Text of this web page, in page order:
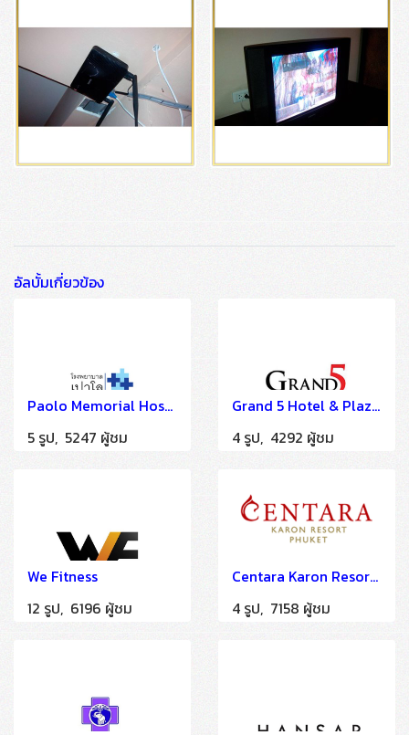
อัลบั้มเกี่ยวข้อง
Paolo Memorial Hospital Samutprakarn (A LA CARTE SOLUTION)
5 รูป, 5247 ผู้ชม
Grand 5 Hotel & Plaza Sukhumvit Bangkok
4 รูป, 4292 ผู้ชม
We Fitness
12 รูป, 6196 ผู้ชม
Centara Karon Resort Phuket (A LA CARTE SOLUTION)
4 รูป, 7158 ผู้ชม